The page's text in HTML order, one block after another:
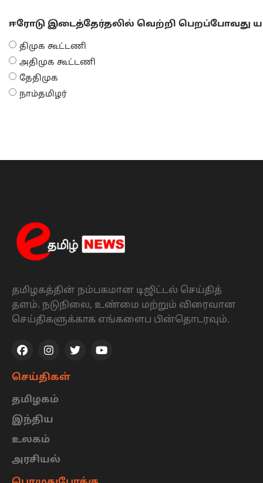
ஈரோடு இடைத்தேர்தலில் வெற்றி பெறப்போவது
திமுக கூட்டணி
அதிமுக கூட்டணி
தேதிமுக
நாம்தமிழர்
தமிழகத்தின் நம்பகமான டிஜிட்டல் செய்தித்
தளம். நடுநிலை, உண்மை மற்றும் விரைவான
செய்திகளுக்காக எங்களைப பின்தொடரவும்.
செய்திகள்
தமிழகம்
இந்திய
உலகம்
அரசியல்